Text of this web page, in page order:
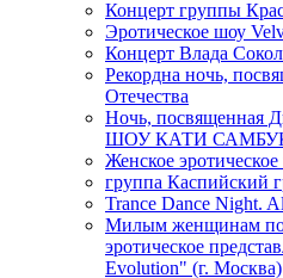
Концерт группы
Эротическое шоу
Концерт Влада
Рекордна ночь,
Отечества
Ночь, посвященная
ШОУ КАТИ
Женское
группа Каспийский
Trance Dance Night.
Милым женщинам
эротическое
Evolution" (г. Москва)